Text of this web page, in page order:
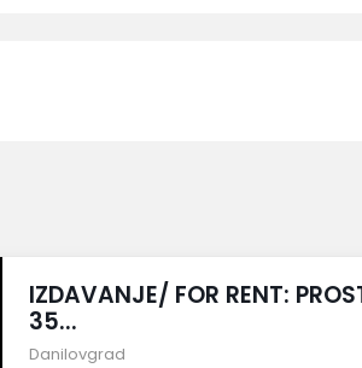
IZDAVANJE/ FOR RENT:
35...
Danilovgrad